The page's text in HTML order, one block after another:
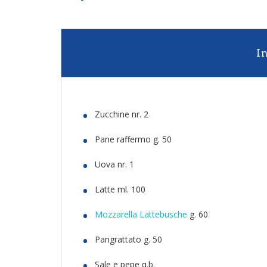
Zucchine nr. 2
Pane raffermo g. 50
Uova nr. 1
Latte ml. 100
Mozzarella Lattebusche g. 60
Pangrattato g. 50
Sale e pepe q.b.